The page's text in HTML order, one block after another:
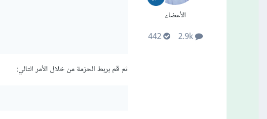
الأعضاء
2.9k
442
ثم قم بربط الحزمة من خلال الأمر التالي: